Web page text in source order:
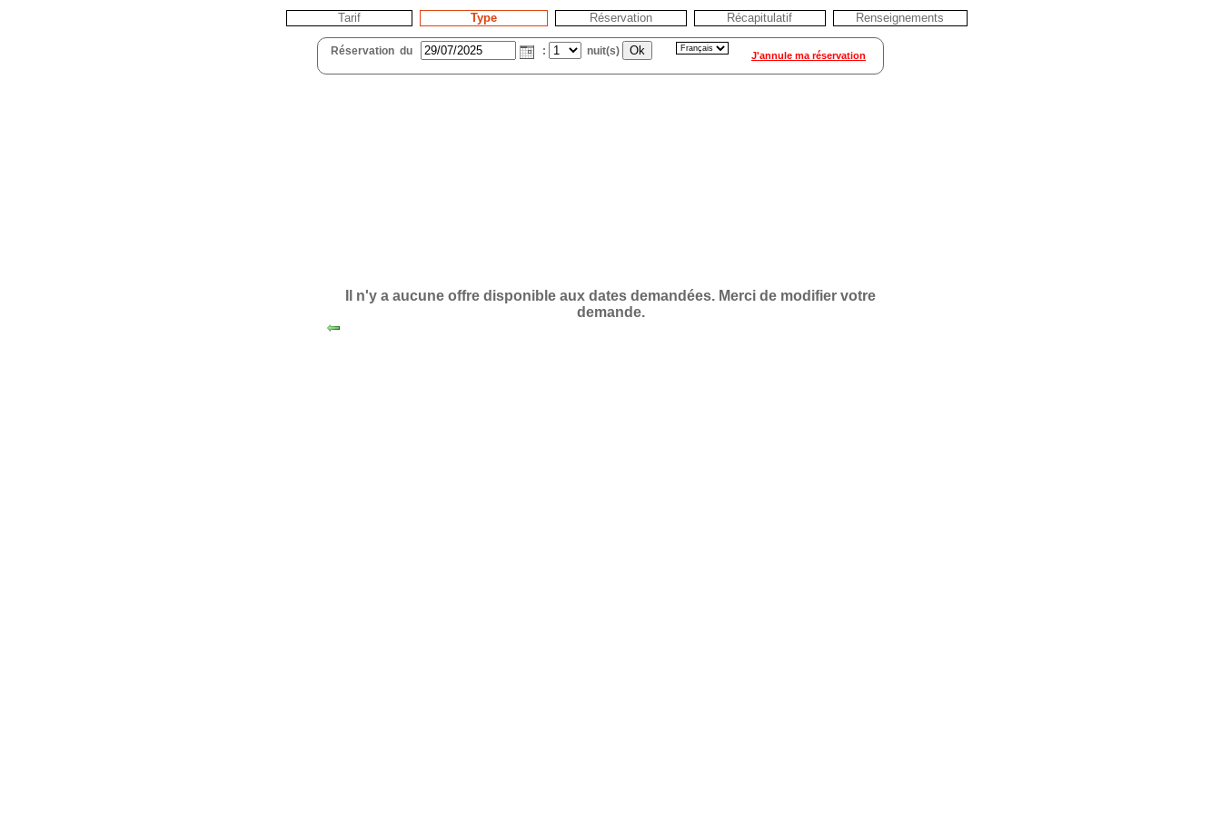
Tarif Type Réservation Récapitulatif Renseignements
Réservation du : nuit(s) J'annule ma réservation
Il n'y a aucune offre disponible aux dates demandées. Merci de modifier votre
demande.